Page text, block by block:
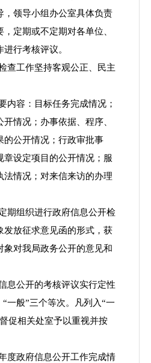
，领导小组办公室具体负责
定期或不定期对各单位、
行考核评议。
查工作坚持客观公正、民主
内容：目标任务完成情况；
情况；办事依据、程序、
的公开情况；行政审批事
章设定项目的公开情况；服
法情况；对来信来访的办理
期组织进行政府信息公开检
发放征求意见函的形式，获
象对我局政务公开的意见和
息公开的考核评议实行定性
一般”三个等次。凡列入“一
促相关处室予以重视并按
度政府信息公开工作完成情